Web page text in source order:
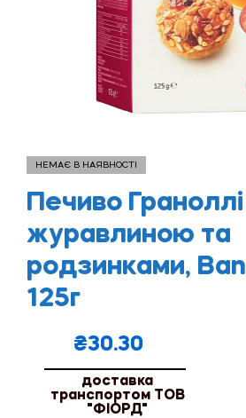
НЕМАЄ В НАЯВНОСТІ
Печиво
журавлиною та
родзинками,
125г
₴30.30
доставка
транспортом ТОВ
"ФІОРД"